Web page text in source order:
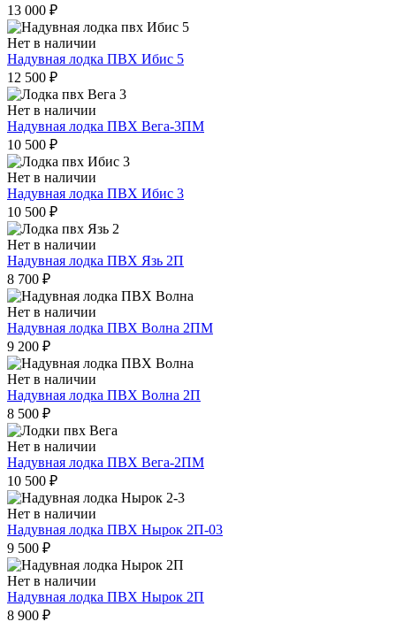
13 000 ₽
Нет в наличии
Надувная лодка ПВХ Ибис 5
12 500 ₽
Нет в наличии
Надувная лодка ПВХ Вега-3ПМ
10 500 ₽
Нет в наличии
Надувная лодка ПВХ Ибис 3
10 500 ₽
Нет в наличии
Надувная лодка ПВХ Язь 2П
8 700 ₽
Нет в наличии
Надувная лодка ПВХ Волна 2ПМ
9 200 ₽
Нет в наличии
Надувная лодка ПВХ Волна 2П
8 500 ₽
Нет в наличии
Надувная лодка ПВХ Вега-2ПМ
10 500 ₽
Нет в наличии
Надувная лодка ПВХ Нырок 2П-03
9 500 ₽
Нет в наличии
Надувная лодка ПВХ Нырок 2П
8 900 ₽